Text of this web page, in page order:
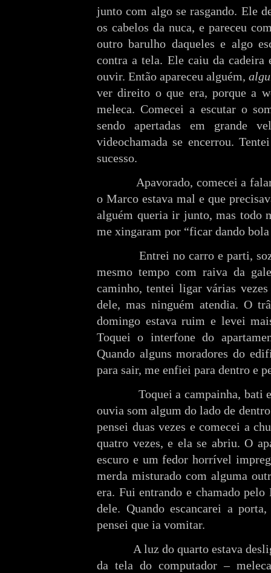
junto com algo se rasgando. Ele
os cabelos da nuca, e pareceu
outro barulho daqueles e algo
contra a tela. Ele caiu da cadeira
ouvir. Então apareceu alguém,
ver direito o que era, porque a
meleca. Comecei a escutar o
sendo apertadas em grande
videochamada se encerrou.
sucesso.
Apavorado, comecei a falar
o Marco estava mal e que
alguém queria ir junto, mas todo
me xingaram por “ficar dando
Entrei no carro e parti,
mesmo tempo com raiva da
caminho, tentei ligar várias
dele, mas ninguém atendia. O
domingo estava ruim e levei
Toquei o interfone do
Quando alguns moradores do
para sair, me enfiei para dentro e
Toquei a campainha, bati e
ouvia som algum do lado de
pensei duas vezes e comecei a
quatro vezes, e ela se abriu. O
escuro e um fedor horrível
merda misturado com alguma
era. Fui entrando e chamado
dele. Quando escancarei a
pensei que ia vomitar.
A luz do quarto estava
da tela do computador –